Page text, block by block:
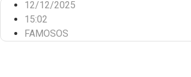
12/12/2025
15:02
FAMOSOS